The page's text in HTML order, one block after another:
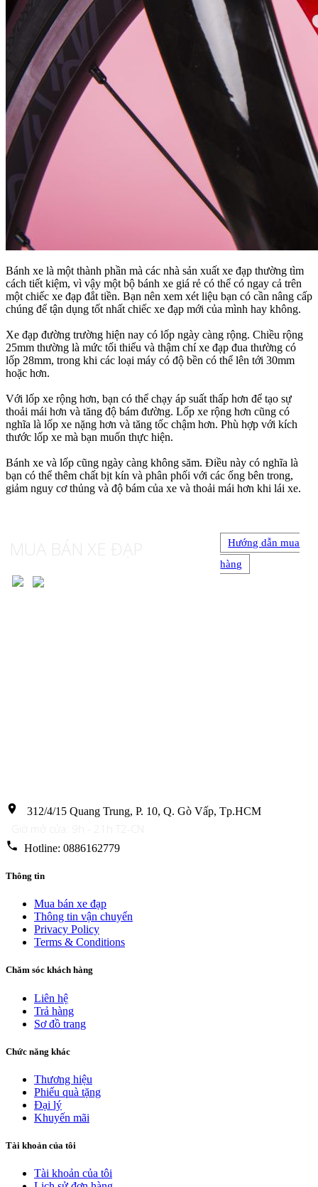
Bánh xe là một thành phần mà các nhà sản xuất xe đạp thường tìm
cách tiết kiệm, vì vậy một bộ bánh xe giá rẻ có thể có ngay cả trên
một chiếc xe đạp đắt tiền. Bạn nên xem xét liệu bạn có cần nâng cấp
chúng để tận dụng tốt nhất chiếc xe đạp mới của mình hay không.
Xe đạp đường trường hiện nay có lốp ngày càng rộng. Chiều rộng
25mm thường là mức tối thiểu và thậm chí xe đạp đua thường có
lốp 28mm, trong khi các loại máy có độ bền có thể lên tới 30mm
hoặc hơn.
Với lốp xe rộng hơn, bạn có thể chạy áp suất thấp hơn để tạo sự
thoải mái hơn và tăng độ bám đường. Lốp xe rộng hơn cũng có
nghĩa là lốp xe nặng hơn và tăng tốc chậm hơn. Phù hợp với kích
thước lốp xe mà bạn muốn thực hiện.
Bánh xe và lốp cũng ngày càng không săm. Điều này có nghĩa là
bạn có thể thêm chất bịt kín và phân phối với các ống bên trong,
giảm nguy cơ thủng và độ bám của xe và thoải mái hơn khi lái xe.
Hướng dẫn mua
hàng
location_on 312/4/15 Quang Trung, P. 10, Q. Gò Vấp, Tp.HCM
phone Hotline: 0886162779
Thông tin
Mua bán xe đạp
Thông tin vận chuyển
Privacy Policy
Terms & Conditions
Chăm sóc khách hàng
Liên hệ
Trả hàng
Sơ đồ trang
Chức năng khác
Thương hiệu
Phiếu quà tặng
Đại lý
Khuyến mãi
Tài khoản của tôi
Tài khoản của tôi